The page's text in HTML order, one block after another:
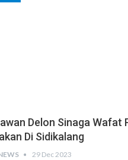
Delon Sinaga Wafat
Di Sidikalang
29 Dec 2023